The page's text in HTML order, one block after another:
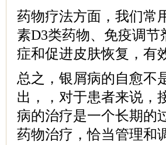
药物疗法方面，我们常
素D3类药物、免疫调
症和促进皮肤恢复，有
总之，银屑病的自愈不
出，，对于患者来说，
病的治疗是一个长期的
药物治疗，恰当管理和